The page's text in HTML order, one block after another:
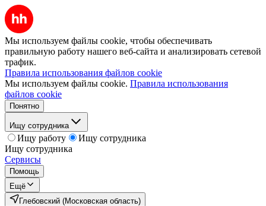
Мы используем файлы cookie, чтобы обеспечивать
правильную работу нашего веб-сайта и анализировать сетевой
трафик.
Правила использования файлов cookie
Мы используем файлы cookie. Правила использования
файлов cookie
Понятно
Ищу сотрудника
Ищу работу
Ищу сотрудника
Ищу сотрудника
Сервисы
Помощь
Ещё
Глебовский (Московская область)